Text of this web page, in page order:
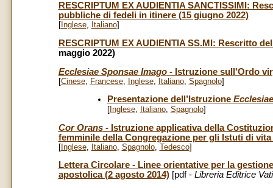
RESCRIPTUM EX AUDIENTIA SANCTISSIMI:
pubbliche di fedeli in itinere (15 giugno 2022)
[Inglese, Italiano]
RESCRIPTUM EX AUDIENTIA SS.MI: Rescritto
maggio 2022)
Ecclesiae Sponsae Imago- Istruzione sull'Ordo
[Cinese, Francese, Inglese, Italiano, Spagnolo]
Presentazione dell’Istruzione
[Inglese, Italiano, Spagnolo]
Cor Orans- Istruzione applicativa della
femminile della Congregazione per gli Istuti di
[Inglese, Italiano, Spagnolo, Tedesco]
Lettera Circolare - Linee orientative per la
apostolica (2 agosto 2014) [pdf - Libreria Editrice